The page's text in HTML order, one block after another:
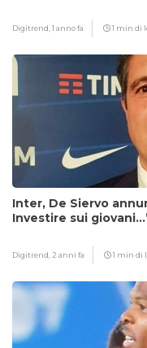
Digitrend,1 anno fa 1 min di
Inter, De Siervo
Investire sui
Digitrend, 2 anni fa 1 min di